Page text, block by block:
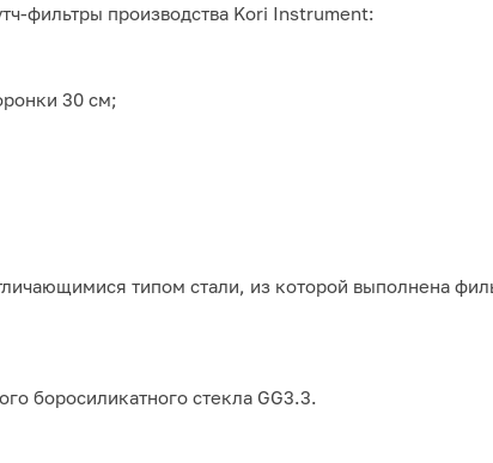
фильтры производства Kori Instrument:
30 см;
типом стали, из которой выполнена
боросиликатного стекла GG3.3.